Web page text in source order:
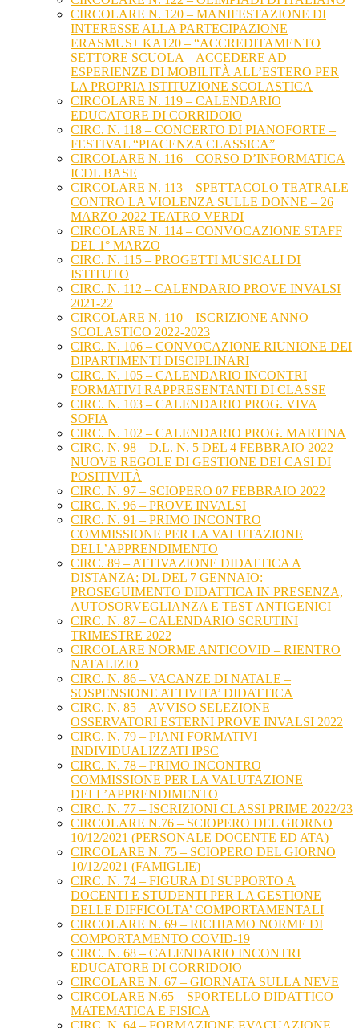
CIRCOLARE N. 120 – MANIFESTAZIONE DI
INTERESSE ALLA PARTECIPAZIONE
ERASMUS+ KA120 – “ACCREDITAMENTO
SETTORE SCUOLA – ACCEDERE AD
ESPERIENZE DI MOBILITÀ ALL’ESTERO PER
LA PROPRIA ISTITUZIONE SCOLASTICA
CIRCOLARE N. 119 – CALENDARIO
EDUCATORE DI CORRIDOIO
CIRC. N. 118 – CONCERTO DI PIANOFORTE –
FESTIVAL “PIACENZA CLASSICA”
CIRCOLARE N. 116 – CORSO D’INFORMATICA
ICDL BASE
CIRCOLARE N. 113 – SPETTACOLO TEATRALE
CONTRO LA VIOLENZA SULLE DONNE – 26
MARZO 2022 TEATRO VERDI
CIRCOLARE N. 114 – CONVOCAZIONE STAFF
DEL 1° MARZO
CIRC. N. 115 – PROGETTI MUSICALI DI
ISTITUTO
CIRC. N. 112 – CALENDARIO PROVE INVALSI
2021-22
CIRCOLARE N. 110 – ISCRIZIONE ANNO
SCOLASTICO 2022-2023
CIRC. N. 106 – CONVOCAZIONE RIUNIONE DEI
DIPARTIMENTI DISCIPLINARI
CIRC. N. 105 – CALENDARIO INCONTRI
FORMATIVI RAPPRESENTANTI DI CLASSE
CIRC. N. 103 – CALENDARIO PROG. VIVA
SOFIA
CIRC. N. 102 – CALENDARIO PROG. MARTINA
CIRC. N. 98 – D.L. N. 5 DEL 4 FEBBRAIO 2022 –
NUOVE REGOLE DI GESTIONE DEI CASI DI
POSITIVITÀ
CIRC. N. 97 – SCIOPERO 07 FEBBRAIO 2022
CIRC. N. 96 – PROVE INVALSI
CIRC. N. 91 – PRIMO INCONTRO
COMMISSIONE PER LA VALUTAZIONE
DELL’APPRENDIMENTO
CIRC. 89 – ATTIVAZIONE DIDATTICA A
DISTANZA; DL DEL 7 GENNAIO:
PROSEGUIMENTO DIDATTICA IN PRESENZA,
AUTOSORVEGLIANZA E TEST ANTIGENICI
CIRC. N. 87 – CALENDARIO SCRUTINI
TRIMESTRE 2022
CIRCOLARE NORME ANTICOVID – RIENTRO
NATALIZIO
CIRC. N. 86 – VACANZE DI NATALE –
SOSPENSIONE ATTIVITA’ DIDATTICA
CIRC. N. 85 – AVVISO SELEZIONE
OSSERVATORI ESTERNI PROVE INVALSI 2022
CIRC. N. 79 – PIANI FORMATIVI
INDIVIDUALIZZATI IPSC
CIRC. N. 78 – PRIMO INCONTRO
COMMISSIONE PER LA VALUTAZIONE
DELL’APPRENDIMENTO
CIRC. N. 77 – ISCRIZIONI CLASSI PRIME 2022/23
CIRCOLARE N.76 – SCIOPERO DEL GIORNO
10/12/2021 (PERSONALE DOCENTE ED ATA)
CIRCOLARE N. 75 – SCIOPERO DEL GIORNO
10/12/2021 (FAMIGLIE)
CIRC. N. 74 – FIGURA DI SUPPORTO A
DOCENTI E STUDENTI PER LA GESTIONE
DELLE DIFFICOLTA’ COMPORTAMENTALI
CIRCOLARE N. 69 – RICHIAMO NORME DI
COMPORTAMENTO COVID-19
CIRC. N. 68 – CALENDARIO INCONTRI
EDUCATORE DI CORRIDOIO
CIRCOLARE N. 67 – GIORNATA SULLA NEVE
CIRCOLARE N.65 – SPORTELLO DIDATTICO
MATEMATICA E FISICA